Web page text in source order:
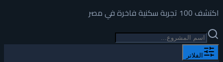
اكتشف 100 تجربة سكنية فاخرة في مصر
الفلاتر